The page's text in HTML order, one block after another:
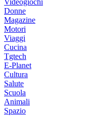
Videogiochi
Donne
Magazine
Motori
Viaggi
Cucina
Tgtech
E-Planet
Cultura
Salute
Scuola
Animali
Spazio